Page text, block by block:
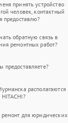
принять устройство
человек, контактный
предоставлю?
обратную связь в
ремонтных работ?
предоставляете?
располагаются
для юридических